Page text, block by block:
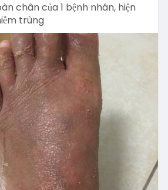
chân của 1 bệnh nhân, hiện
trùng